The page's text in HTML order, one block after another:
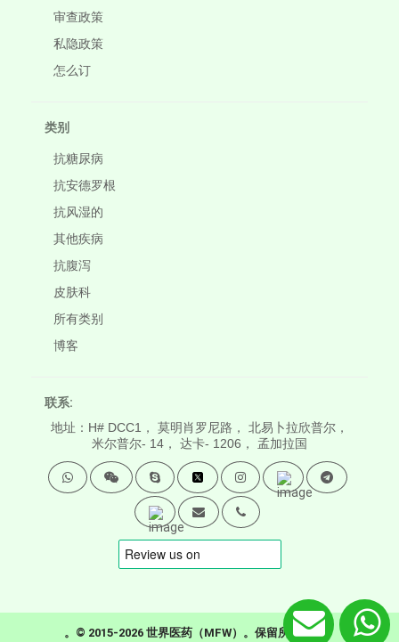
审查政策
私隐政策
怎么订
类别
抗糖尿病
抗安德罗根
抗风湿的
其他疾病
抗腹泻
皮肤科
所有类别
博客
联系:
地址：H# DCC1， 莫明肖罗尼路， 北易卜拉欣普尔，
米尔普尔- 14， 达卡- 1206， 孟加拉国
。© 2015-2026 世界医药（MFW）。保留所有权利。